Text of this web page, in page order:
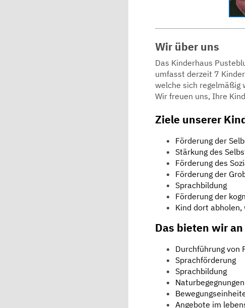
Wir über uns
Das Kinderhaus
umfasst derzeit 7
welche sich regelmäßig
Wir freuen uns, Ihre
Ziele unserer
Förderung der
Stärkung des
Förderung des
Förderung der
Sprachbildung
Förderung der
Kind dort
Das bieten wir
Durchführung von
Sprachförderung
Sprachbildung
Naturbegegnungen
Angebote im